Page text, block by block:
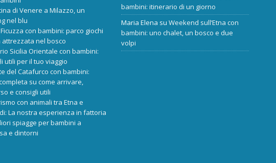
di Venere a Milazzo, un
nel blu
con bambini: parco giochi
attrezzata nel bosco
Sicilia Orientale con bambini:
utili per il tuo viaggio
del Catafurco con bambini:
su come arrivare,
e consigli utili
con animali tra Etna e
La nostra esperienza in fattoria
spiagge per bambini a
e dintorni
bambini: itinerario di un giorno
Maria Elena suWeekend sull’Etna con
bambini: uno chalet, un bosco e due
volpi